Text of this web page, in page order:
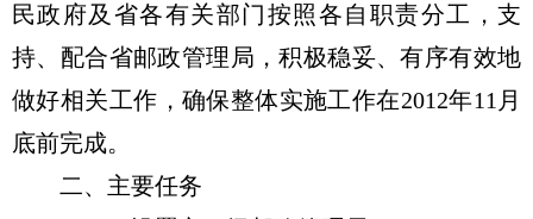
民政府及省各有关部门按照各自职责分工，支
持、配合省邮政管理局，积极稳妥、有序有效地
做好相关工作，确保整体实施工作在2012年11月
底前完成。
二、主要任务